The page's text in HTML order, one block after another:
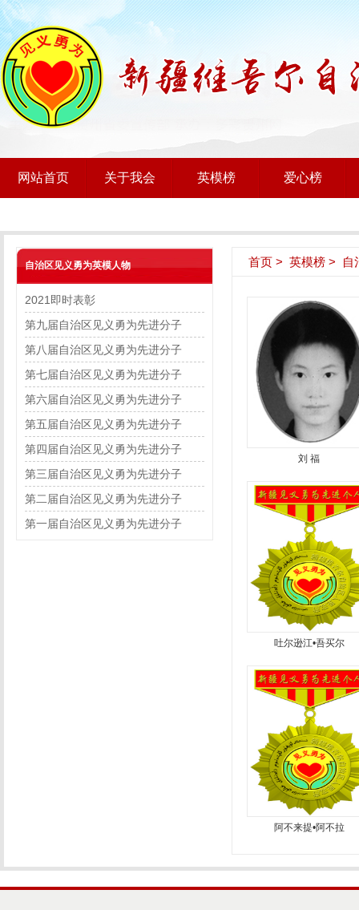
网站首页 关于我会 英模榜 爱心榜
自治区见义勇为英模人物
2021即时表彰
第九届自治区见义勇为先进分子
第八届自治区见义勇为先进分子
第七届自治区见义勇为先进分子
第六届自治区见义勇为先进分子
第五届自治区见义勇为先进分子
第四届自治区见义勇为先进分子
第三届自治区见义勇为先进分子
第二届自治区见义勇为先进分子
第一届自治区见义勇为先进分子
首页 > 英模榜 > 自
刘 福
吐尔逊江•吾买尔
阿不来提•阿不拉